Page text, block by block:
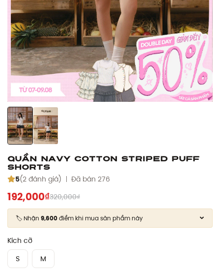
Quần Navy Cotton Striped Puff
Shorts
5(2 đánh giá) Đã bán 276
192,000₫320,000₫
🏷️ Nhận 9,600điểm khi mua sản phẩm này
Kích cỡ
S
M